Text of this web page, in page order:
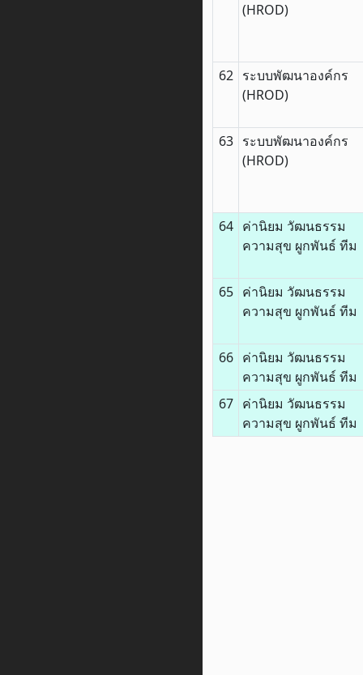
(HROD)
62 ระบบพัฒนาองค์กร
(HROD)
63 ระบบพัฒนาองค์กร
(HROD)
64 ค่านิยม วัฒนธรรม
ความสุข ผูกพันธ์ ทีม
65 ค่านิยม วัฒนธรรม
ความสุข ผูกพันธ์ ทีม
66 ค่านิยม วัฒนธรรม
ความสุข ผูกพันธ์ ทีม
67 ค่านิยม วัฒนธรรม
ความสุข ผูกพันธ์ ทีม